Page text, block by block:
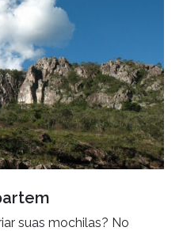
suas mochilas? No